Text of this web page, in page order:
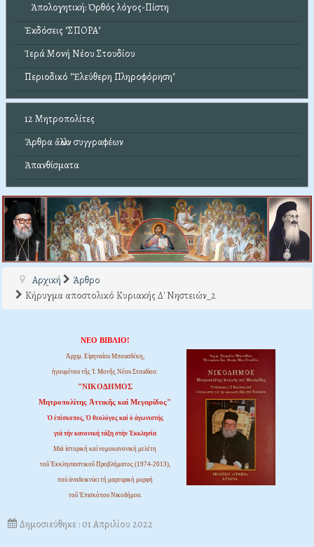
Ἀπολογητική: Ὀρθός λόγος-Πίστη
Ἐκδόσεις "ΣΠΟΡΑ"
Ἱερά Μονή Νέου Στουδίου
Περιοδικό "Ἐλεύθερη Πληροφόρηση"
12 Μητροπολίτες
Ἄρθρα ἄλλων συγγραφέων
Ἀπανθίσματα
Αρχική
Άρθρο
Κήρυγμα αποστολικό Κυριακής Δ' Νηστειών_2
ΝΕΟ ΒΙΒΛΙΟ!
Ἀρχιμ. Εἰρηναίου Μπουσδέκη,
ἡγουμένου τῆς Ἱ. Μονῆς Νέου Στουδίου:
"ΝΙΚΟΔΗΜΟΣ
Μητροπολίτης Ἀττικῆς καί Μεγαρίδος"
Ὁ ἐπίσκοπος, Ὁ θεολόγος καί ὁ ἀγωνιστής
γιά τήν κανονική τάξη στήν Ἐκκλησία
Μιά ἱστορική καί νομοκανονική μελέτη
τοῦ Ἐκκλησιαστικοῦ Προβλήματος (1974-2013),
πού ἀναδεικνύει τή μαρτυρική μορφή
τοῦ Ἐπισκόπου Νικοδήμου.
Δημοσιεύθηκε : 01 Απριλίου 2022